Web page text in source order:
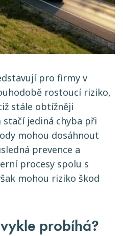
pro firmy v
rostoucí riziko,
stále obtížněji
jediná chyba při
mohou dosáhnout
prevence a
procesy spolu s
mohou riziko škod
probíhá?